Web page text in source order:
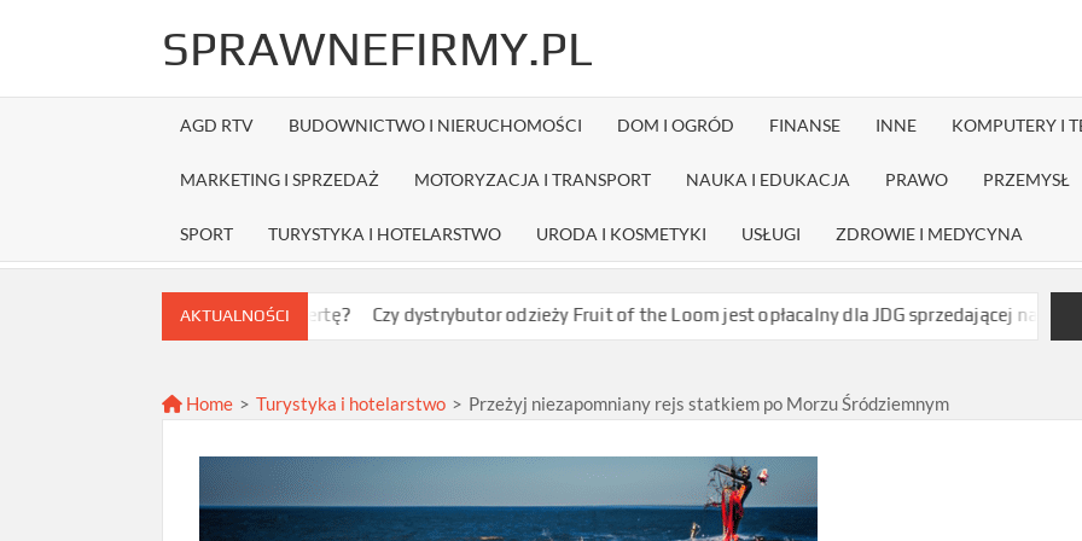
SPRAWNEFIRMY.PL
AGD RTV BUDOWNICTWO I NIERUCHOMOŚCI DOM I OGRÓD FINANSE INNE KOMPUTERY I
MARKETING I SPRZEDAŻ MOTORYZACJA I TRANSPORT NAUKA I EDUKACJA PRAWO PRZEMYSŁ
SPORT TURYSTYKA I HOTELARSTWO URODA I KOSMETYKI USŁUGI ZDROWIE I MEDYCYNA
AKTUALNOŚCI
wybrać najlepszą ofertę? Czy dystrybutor odzieży Fruit of the Loom jest opłacalny dla JDG sprzedającej nadruki na koszulkach?
Home > Turystyka i hotelarstwo > Przeżyj niezapomniany rejs statkiem po Morzu Śródziemnym